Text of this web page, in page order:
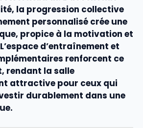
la progression collective
personnalisé crée une
propice à la motivation et
espace d’entraînement et
renforcent ce
rendant la salle
attractive pour ceux qui
durablement dans une